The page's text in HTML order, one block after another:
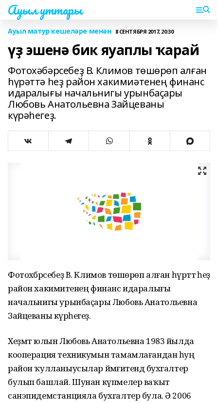
Ауыл уттары
Ауыл матур кешеләре менән 8 СЕНТЯБРЯ 2017, 20:30
үҙ эшенә бик яуаплы ҡарай
Фотохәбәрсебеҙ В. Климов төшөрөп алған
һүрәттә һеҙ район хакимиәтенең финанс
идаралығы начальнигы урынбаҫары
Любовь Анатольевна Зайцеваны
күрәһегеҙ.
Фотохәбәрсебеҙ В. Климов төшөрөп алған һүрәттә һеҙ
район хакимиәтенең финанс идаралығы
начальнигы урынбаҫары Любовь Анатольевна
Зайцеваны күрәһегеҙ.
Хеҙмәт юлын Любовь Анатольевна 1983 йылда
кооперация техникумын тамамлағандан һуң
район ҡулланыусылар йәмғиәтендә бухгалтер
булып башлай. Шунан күпмелер ваҡыт
санэпидемстанцияла бухгалтер була. Ә 2006